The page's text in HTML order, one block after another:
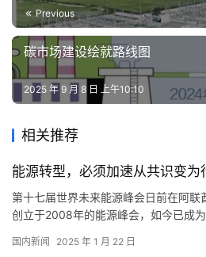
Previous
碳市场建设绘就路线图
2025 年 9 月 8 日 上午10:10
相关推荐
能源转型，必须加速从共识变为
第十七届世界未来能源峰会日前在阿
创立于2008年的能源峰会，如今已成
元首、政府首脑以及来自全球各地455
国内新闻 2025 年 1 月 22 日